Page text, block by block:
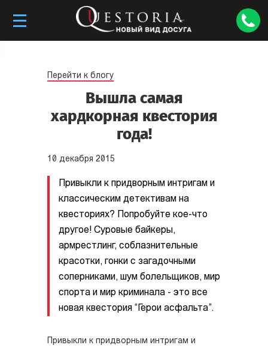
Перейти к блогу
Вышла самая
хардкорная квестория
года!
10 декабря 2015
Привыкли к придворным интригам и
классическим детективам на
квесториях? Попробуйте кое-что
другое! Суровые байкеры,
армрестлинг, соблазнительные
красотки, гонки с загадочными
соперниками, шум болельщиков, мир
спорта и мир криминала - это все
новая квестория “Герои асфальта”.
Привыкли к придворным интригам и